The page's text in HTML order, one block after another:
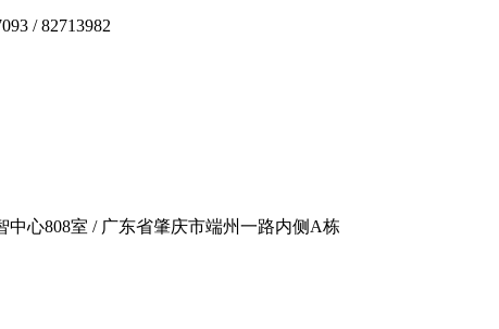
/ 82713982
心808室 / 广东省肇庆市端州一路内侧A栋